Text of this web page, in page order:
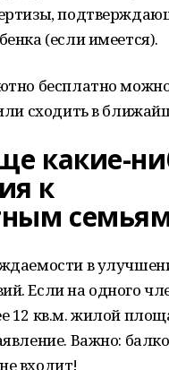
(если имеется).
бесплатно
или сходить в
какие-
к
в
Если на одного
12 кв.м. жилой
Важно:
входит!